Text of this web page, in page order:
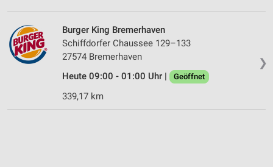
❯
Burger King Bremerhaven
Schiffdorfer Chaussee 129–133
27574 Bremerhaven
Heute 09:00 - 01:00 Uhr |
Geöffnet
339,17 km